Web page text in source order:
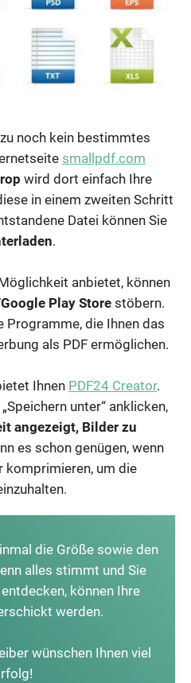
noch kein bestimmtes
smallpdf.com
wird dort einfach Ihre
in einem zweiten Schritt
Datei können Sie
.
anbietet, können
Play Store stöbern.
Programme, die Ihnen das
als PDF ermöglichen.
Ihnen PDF24 Creator.
unter“ anklicken,
angezeigt, Bilder zu
es schon genügen, wenn
komprimieren, um die
die Größe sowie den
alles stimmt und Sie
können Ihre
werden.
wünschen Ihnen viel